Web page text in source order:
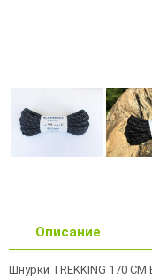
Описание
Шнурки TREKKING 170